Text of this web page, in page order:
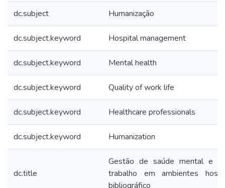
dc.subject Humanização
dc.subject.keyword Hospital management
dc.subject.keyword Mental health
dc.subject.keyword Quality of work life
dc.subject.keyword Healthcare professionals
dc.subject.keyword Humanization
dc.title
Gestão de saúde mental e
trabalho em ambientes
bibliográfico